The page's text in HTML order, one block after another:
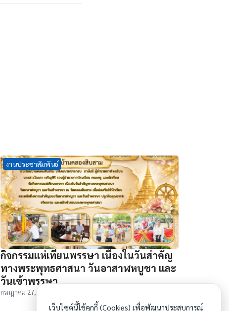
งานประชาสัมพันธ์
กิจกรรมแห่เทียนพรรษา เนื่องในวันสำคัญ
ทางพระพุทธศาสนา วันอาสาฬหบูชา และ
วันเข้าพรรษา
กรกฎาคม 27, 2026
เว็บไซต์นี้ใช้คุกกี้ (Cookies) เพื่อพัฒนาประสบการณ์